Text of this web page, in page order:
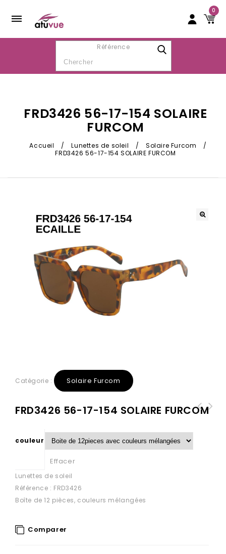
0
Référence
FRD3426 56-17-154 SOLAIRE
FURCOM
Accueil / Lunettes de soleil / Solaire Furcom
/
FRD3426 56-17-154 SOLAIRE FURCOM
Catégorie : Solaire Furcom
FRD3426 56-17-154 SOLAIRE FURCOM
couleur
Effacer
Lunettes de soleil
Référence : FRD3426
Boîte de 12 pièces, couleurs mélangées
Comparer